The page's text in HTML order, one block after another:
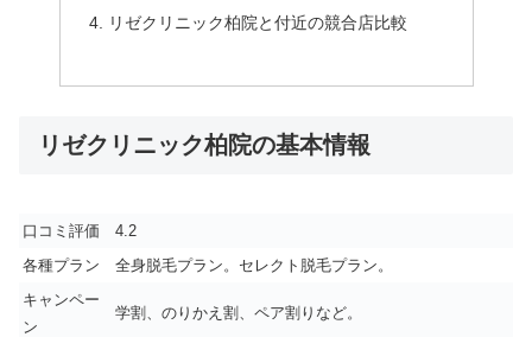
リゼクリニック柏院と付近の競合店比較
リゼクリニック柏院の基本情報
口コミ評価
4.2
各種プラン
全身脱毛プラン。セレクト脱毛プラン。
キャンペー
ン
学割、のりかえ割、ペア割りなど。